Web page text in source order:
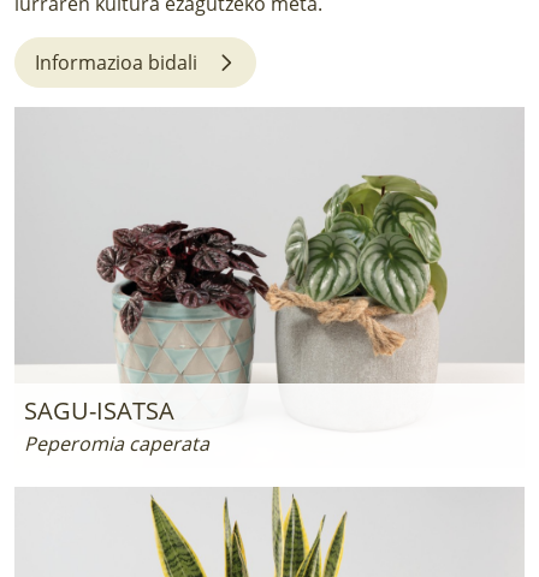
LURRAREN AGENDA
AZOKA
Informazioa bidali
SAGU-ISATSA
Peperomia caperata